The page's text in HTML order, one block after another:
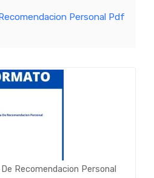
Personal Pdf
Recomendacion Personal